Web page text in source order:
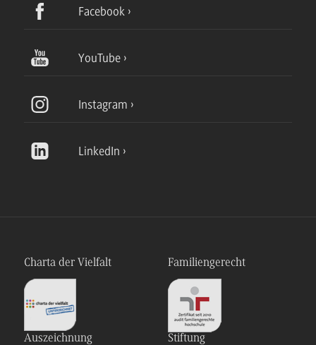
Facebook
YouTube
Instagram
LinkedIn
Charta der Vielfalt Familiengerecht
Auszeichnung Stiftung